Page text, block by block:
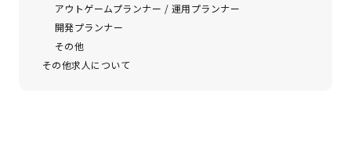
アウトゲームプランナー / 運用プランナー
開発プランナー
その他
その他求人について